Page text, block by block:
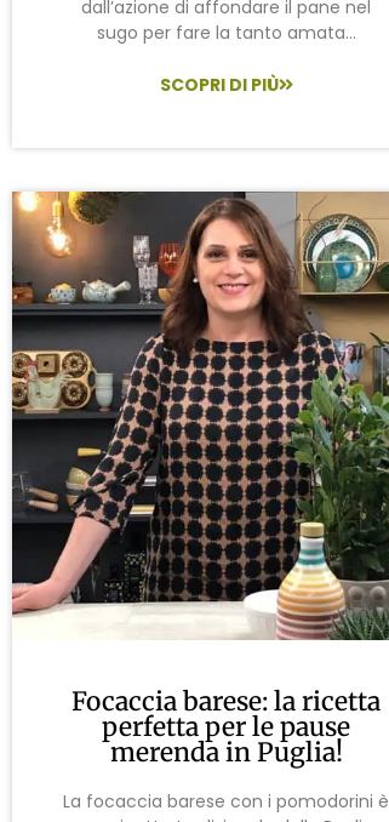
dall’azione di affondare il pane nel
sugo per fare la tanto amata...
SCOPRI DI PIÙ
Focaccia barese: la ricetta
perfetta per le pause
merenda in Puglia!
La focaccia barese con i pomodorini è